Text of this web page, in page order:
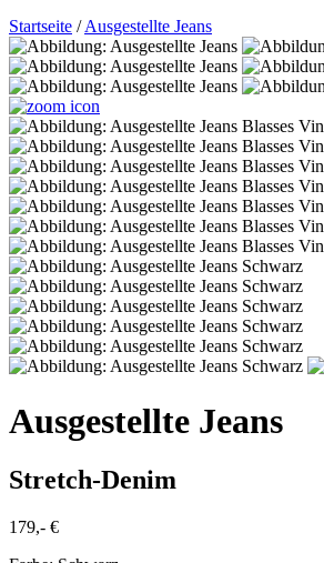
Startseite /Ausgestellte Jeans
Ausgestellte Jeans
Stretch-Denim
179,- €